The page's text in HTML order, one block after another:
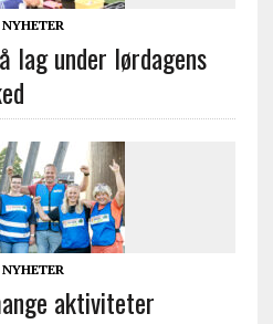
NYHETER
under lørdagens
NYHETER
aktiviteter